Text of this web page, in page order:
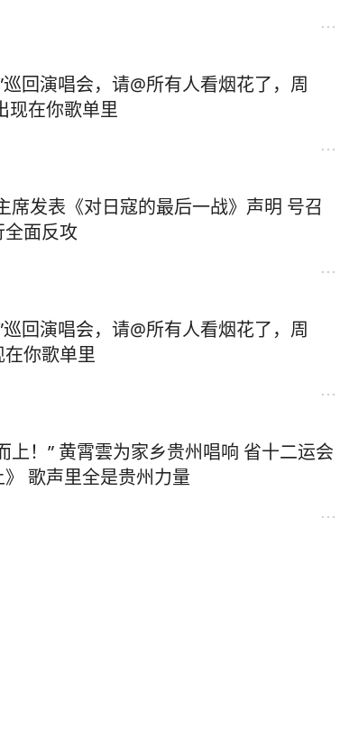
巡回演唱会，请@所有人看烟花了，周
现在你歌单里
席发表《对日寇的最后一战》声明 号召
面反攻
巡回演唱会，请@所有人看烟花了，周
你歌单里
上！” 黄霄雲为家乡贵州唱响 省十二运会
歌声里全是贵州力量